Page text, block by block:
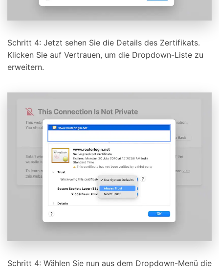
Schritt 4: Jetzt sehen Sie die Details des Zertifikats.
Klicken Sie auf Vertrauen, um die Dropdown-Liste zu
erweitern.
Schritt 4: Wählen Sie nun aus dem Dropdown-Menü die